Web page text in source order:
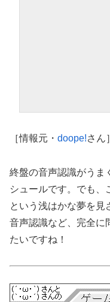
［情報元・ doope!さん］
終盤の音声認識がうま
シュールです。でも
という浅はかな夢を見
音声認識など、完全に
たいですね！